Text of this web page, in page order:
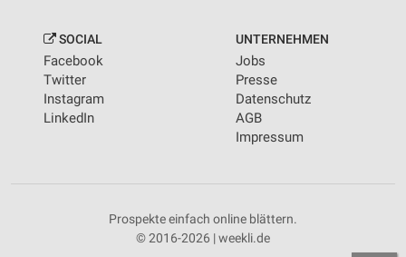
SOCIAL
Facebook
Twitter
Instagram
LinkedIn
UNTERNEHMEN
Jobs
Presse
Datenschutz
AGB
Impressum
Prospekte einfach online blättern.
© 2016-2026 | weekli.de